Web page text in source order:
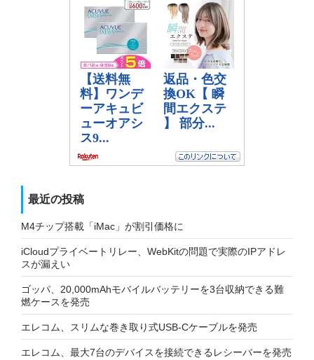
最近の投稿
M4チップ搭載「iMac」が割引価格に
iCloudプライベートリレー、WebKitの問題で実際のIPアドレ
スが漏えい
ゴッパ、20,000mAhモバイルバッテリーを3台収納できる難
燃ケースを発売
エレコム、スリムな巻き取り式USB-Cケーブルを発売
エレコム、最大7台のデバイスを接続できるレシーバーを発売